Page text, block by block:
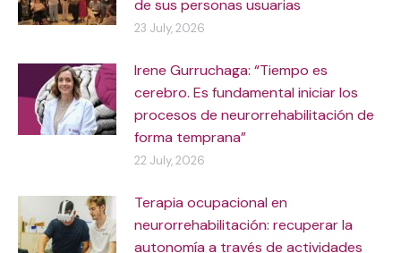
de sus personas usuarias
23 July, 2026
Irene Gurruchaga: “Tiempo es
cerebro. Es fundamental iniciar los
procesos de neurorrehabilitación de
forma temprana”
22 July, 2026
Terapia ocupacional en
neurorrehabilitación: recuperar la
autonomía a través de actividades